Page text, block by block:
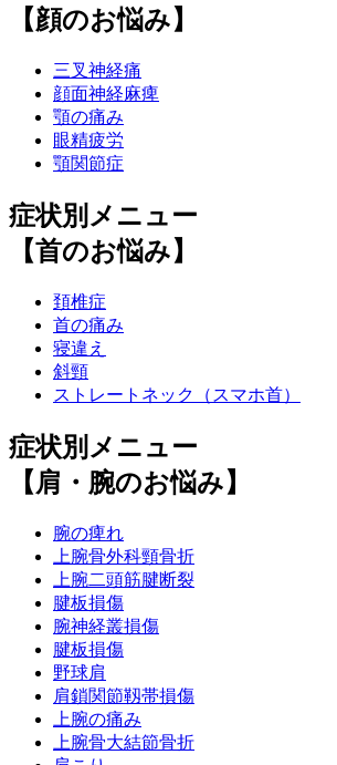
【顔のお悩み】
三叉神経痛
顔面神経麻痺
顎の痛み
眼精疲労
顎関節症
症状別メニュー
【首のお悩み】
頚椎症
首の痛み
寝違え
斜頸
ストレートネック（スマホ首）
症状別メニュー
【肩・腕のお悩み】
腕の痺れ
上腕骨外科頸骨折
上腕二頭筋腱断裂
腱板損傷
腕神経叢損傷
腱板損傷
野球肩
肩鎖関節靱帯損傷
上腕の痛み
上腕骨大結節骨折